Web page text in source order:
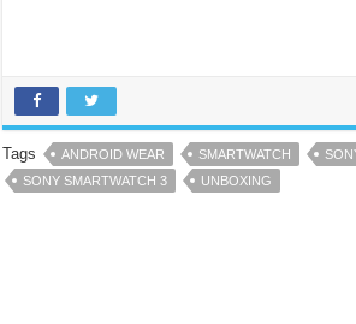
Tags ANDROID WEAR SMARTWATCH
SONY SMARTWATCH 3
UNBOXING